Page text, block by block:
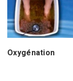
Oxygénation